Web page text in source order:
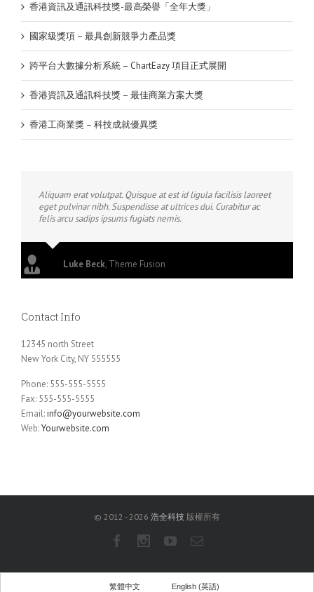
香港資訊及通訊科技獎-最高榮譽「全年大獎」
國家級獎項 – 最具創新競爭力產品獎
跨平台大數據分析系統 – ChartEazy 項目正式展開
香港資訊及通訊科技獎 – 最佳商業方案大獎
香港工商業獎 – 科技成就優異獎
Aliquam erat volutpat. Quisque at est id ligula facilisis laoreet
eget pulvinar nibh. Suspendisse at ultrices dui. Curabitur ac
felis arcu sadips ipsums fugiats nemis.
Luke Beck, Theme Fusion
Contact Info
12345 north Street
New York City, NY 555555
Phone: 555-555-5555
Fax: 555-555-5555
Email:info@yourwebsite.com
Web:Yourwebsite.com
© 2012 -2026 浩全科技 版權所有
FacebookInstagram
YoutubeEmail
繁體中文 English (英語)